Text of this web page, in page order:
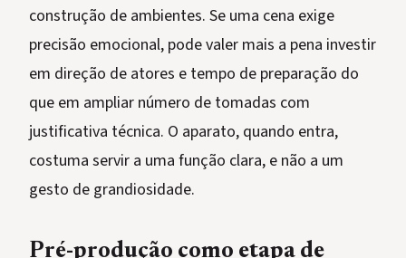
construção de ambientes. Se uma cena exige
precisão emocional, pode valer mais a pena investir
em direção de atores e tempo de preparação do
que em ampliar número de tomadas com
justificativa técnica. O aparato, quando entra,
costuma servir a uma função clara, e não a um
gesto de grandiosidade.
Pré-produção como etapa de